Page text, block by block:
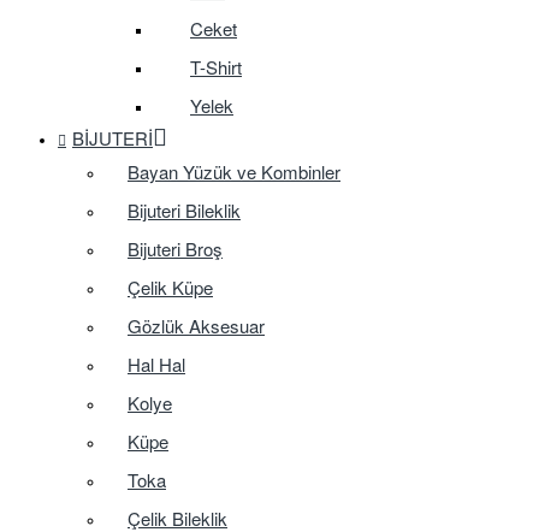
Ceket
T-Shirt
Yelek
BIJUTERI
Bayan Yüzük ve Kombinler
Bijuteri Bileklik
Bijuteri Broş
Çelik Küpe
Gözlük Aksesuar
Hal Hal
Kolye
Küpe
Toka
Çelik Bileklik